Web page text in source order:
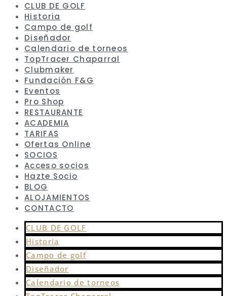
CLUB DE GOLF
Historia
Campo de golf
Diseñador
Calendario de torneos
TopTracer Chaparral
Clubmaker
Fundación F&G
Eventos
Pro Shop
RESTAURANTE
ACADEMIA
TARIFAS
Ofertas Online
SOCIOS
Acceso socios
Hazte Socio
BLOG
ALOJAMIENTOS
CONTACTO
CLUB DE GOLF
Historia
Campo de golf
Diseñador
Calendario de torneos